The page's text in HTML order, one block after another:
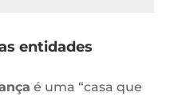
entidades
é uma “casa que